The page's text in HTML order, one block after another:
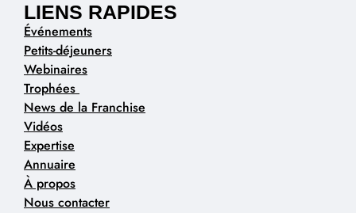
LIENS RAPIDES
Événements
Petits-déjeuners
Webinaires
Trophées
News de la Franchise
Vidéos
Expertise
Annuaire
À propos
Nous contacter